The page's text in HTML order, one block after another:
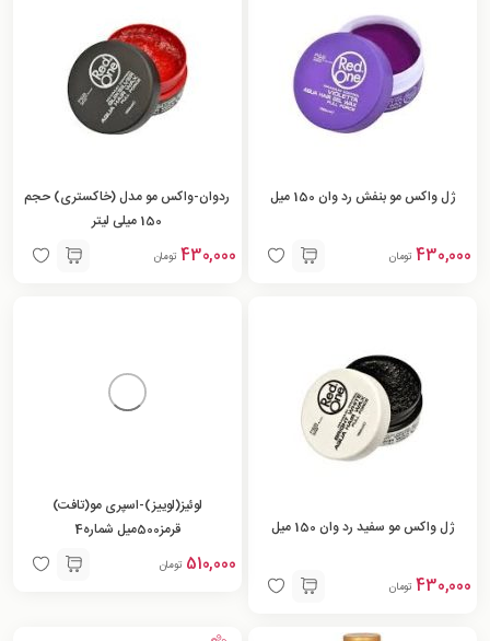
ژل واکس مو بنفش رد وان 150 میل
430,000 تومان
ردوان-واکس مو مدل (خاکستری) حجم
150 میلی لیتر
430,000 تومان
ژل واکس مو سفید رد وان 150 میل
430,000 تومان
لوئیز(لوییز)-اسپری مو(تافت)
قرمز500میل شماره4
510,000 تومان